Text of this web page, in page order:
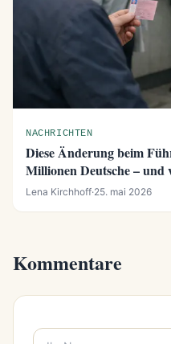
NACHRICHTEN
Diese Änderung beim
Millionen Deutsche – und
Lena Kirchhoff·25. mai 2026
Kommentare